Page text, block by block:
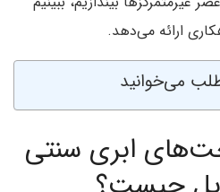
ارائه می‌دهد.
می‌خوانید
ابری سنتی